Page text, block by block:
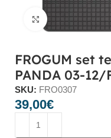
Click to enlarge
FROGUM set
PANDA 03-12/
SKU: FRO0307
39,00€